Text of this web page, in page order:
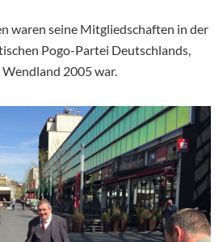
waren seine Mitgliedschaften in der
Pogo-Partei Deutschlands,
2005 war.